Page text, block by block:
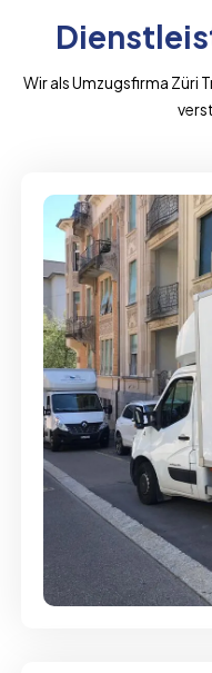
Wir als Umzugsfirma Züri
Full-Service